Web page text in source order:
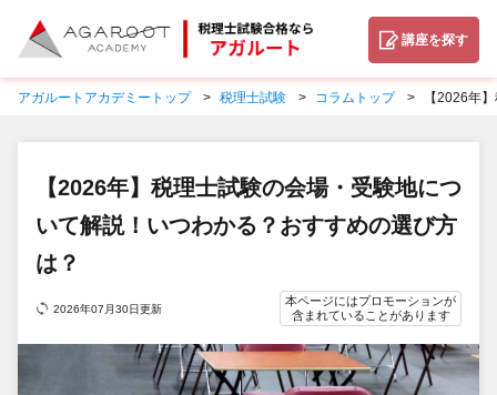
講座を探す
アガルートアカデミートップ 税理士試験 コラムトップ 【2026年
【2026年】税理士試験の会場・受験地につ
いて解説！いつわかる？おすすめの選び方
は？
2026年07月30日更新
本ページにはプロモーションが
含まれていることがあります